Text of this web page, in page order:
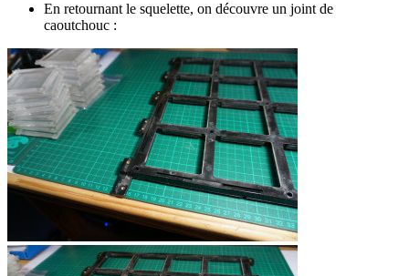
En retournant le squelette, on découvre un joint de
caoutchouc :